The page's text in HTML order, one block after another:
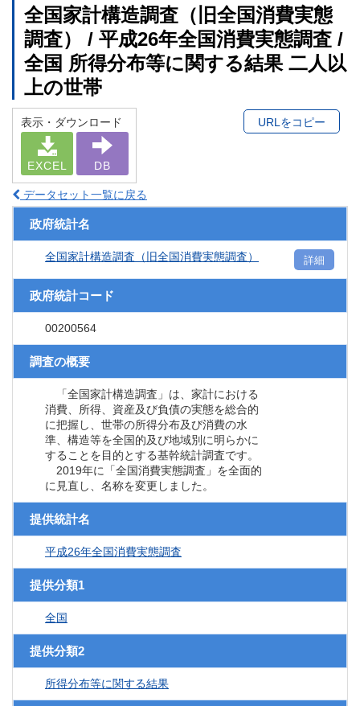
全国家計構造調査（旧全国消費実態
調査） / 平成26年全国消費実態調査 /
全国 所得分布等に関する結果 二人以
上の世帯
表示・ダウンロード
EXCEL DB
URLをコピー
データセット一覧に戻る
政府統計名
全国家計構造調査（旧全国消費実態調査） 詳細
政府統計コード
00200564
調査の概要
「全国家計構造調査」は、家計における
消費、所得、資産及び負債の実態を総合的
に把握し、世帯の所得分布及び消費の水
準、構造等を全国的及び地域別に明らかに
することを目的とする基幹統計調査です。
2019年に「全国消費実態調査」を全面的
に見直し、名称を変更しました。
提供統計名
平成26年全国消費実態調査
提供分類1
全国
提供分類2
所得分布等に関する結果